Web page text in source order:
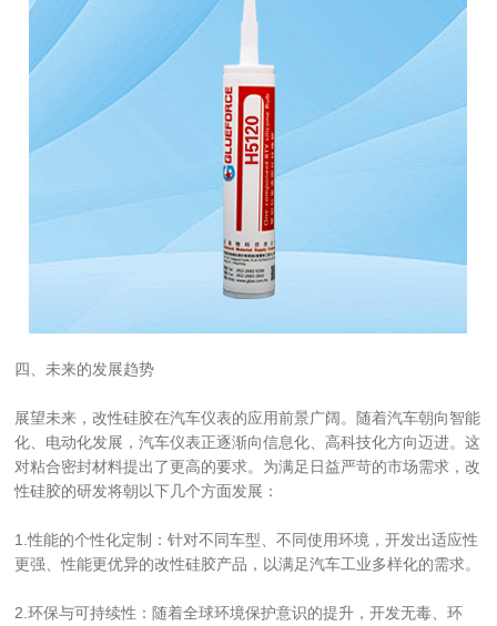
四、未来的发展趋势
展望未来，改性硅胶在汽车仪表的应用前景广阔。随着汽车朝向智能
化、电动化发展，汽车仪表正逐渐向信息化、高科技化方向迈进。这
对粘合密封材料提出了更高的要求。为满足日益严苛的市场需求，改
性硅胶的研发将朝以下几个方面发展：
1.性能的个性化定制：针对不同车型、不同使用环境，开发出适应性
更强、性能更优异的改性硅胶产品，以满足汽车工业多样化的需求。
2.环保与可持续性：随着全球环境保护意识的提升，开发无毒、环